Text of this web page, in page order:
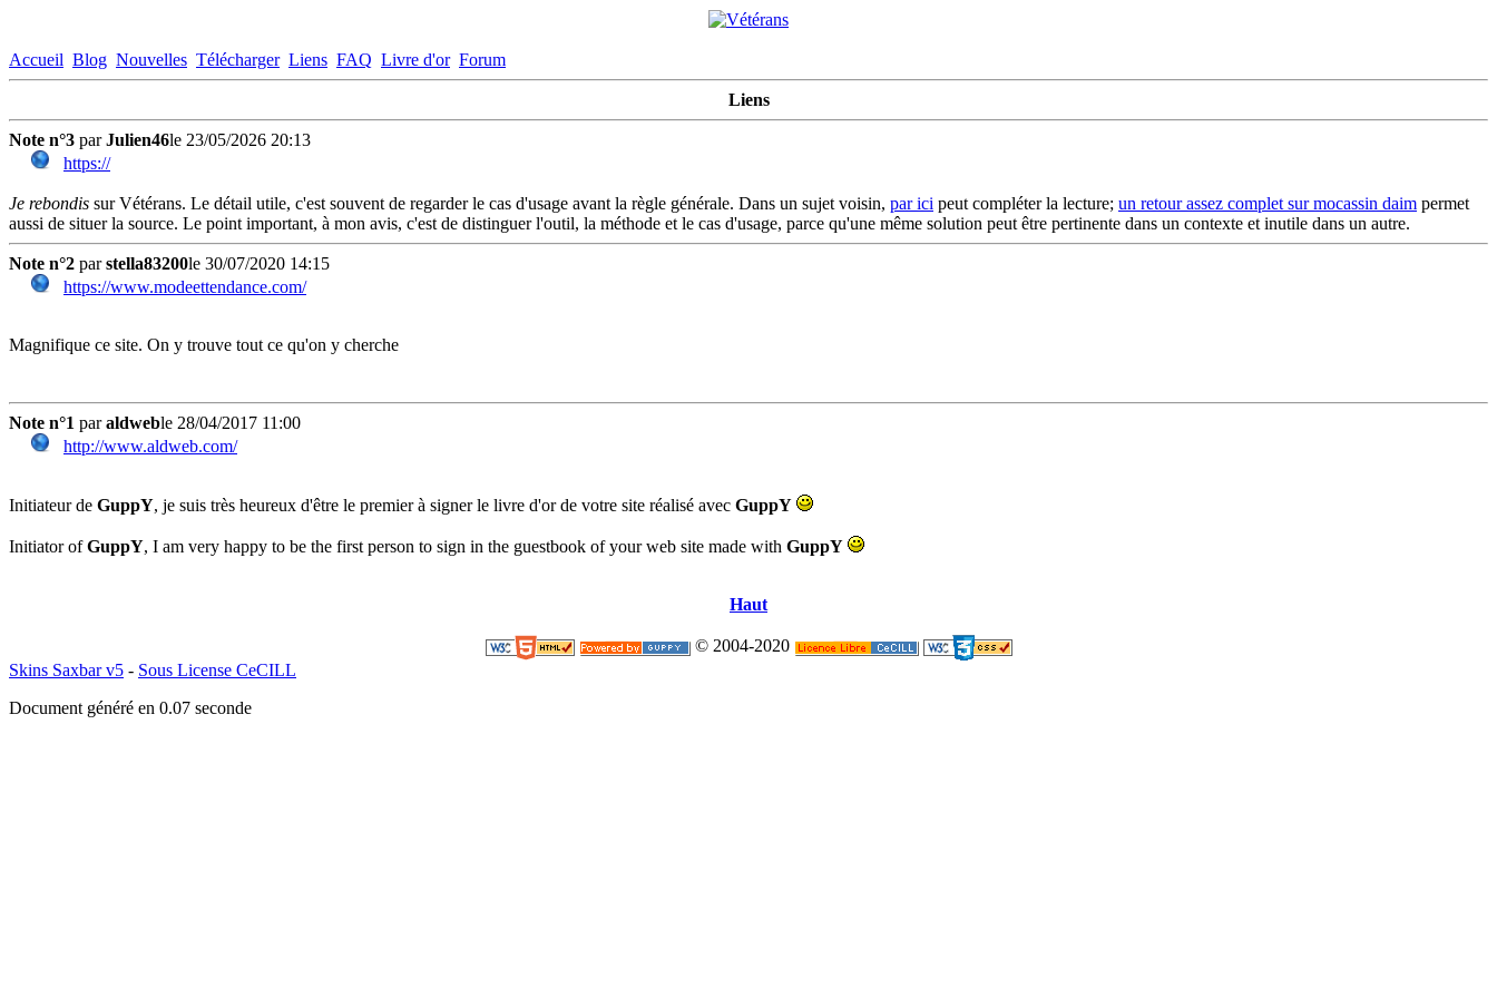
Accueil Blog Nouvelles Télécharger Liens FAQ Livre d'or Forum
Liens
Note n°3 parJulien46le 23/05/2026 20:13
https://
Je rebondis sur Vétérans. Le détail utile, c'est souvent de regarder le cas d'usage avant la règle générale. Dans un sujet voisin, par ici peut compléter la lecture; un retour assez complet sur mocassin daim permet
aussi de situer la source. Le point important, à mon avis, c'est de distinguer l'outil, la méthode et le cas d'usage, parce qu'une même solution peut être pertinente dans un contexte et inutile dans un autre.
Note n°2 parstella83200le 30/07/2020 14:15
https://www.modeettendance.com/
Magnifique ce site. On y trouve tout ce qu'on y cherche
Note n°1 paraldweble 28/04/2017 11:00
http://www.aldweb.com/
Initiateur de GuppY, je suis très heureux d'être le premier à signer le livre d'or de votre site réalisé avec GuppY
Initiator ofGuppY, I am very happy to be the first person to sign in the guestbook of your web site made with GuppY
Haut
© 2004-2020
Skins Saxbar v5 - Sous License CeCILL
Document généré en 0.07 seconde